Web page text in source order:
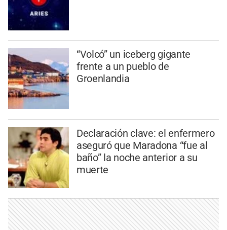
“Volcó” un iceberg gigante
frente a un pueblo de
Groenlandia
Declaración clave: el enfermero
aseguró que Maradona “fue al
baño” la noche anterior a su
muerte